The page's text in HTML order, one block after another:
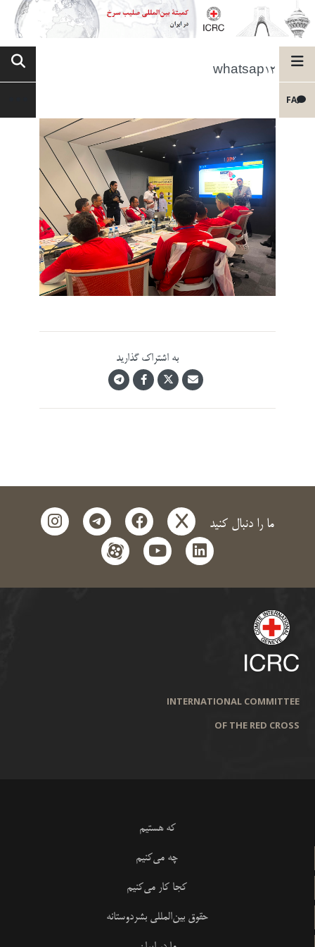
FA
whatsap12
به اشتراک گذارید
ما را دنبال کنید x
facebook
telegram
instagram
linkedin
youtube
aparat
INTERNATIONAL COMMITTEE
OF THE RED CROSS
که هستیم
چه می‌کنیم
کجا کار می‌کنیم
حقوق بین‌المللی بشردوستانه